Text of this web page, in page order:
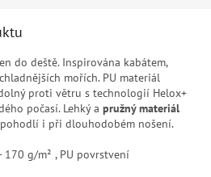
do deště. Inspirována kabátem,
mořích. PU materiál
proti větru s technologií Helox+
počasí. Lehký a pružný materiál
i při dlouhodobém nošení.
170 g/m² , PU povrstvení